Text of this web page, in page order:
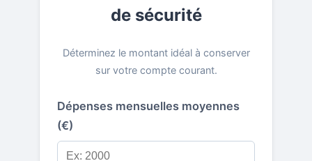
de sécurité
Déterminez le montant idéal à conserver
sur votre compte courant.
Dépenses mensuelles moyennes
(€)